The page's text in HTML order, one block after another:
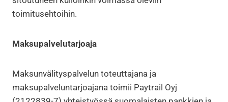
toimitusehtoihin.
Maksupalvelutarjoaja
Maksunvälityspalvelun toteuttajana ja
maksupalveluntarjoajana toimii Paytrail Oyj